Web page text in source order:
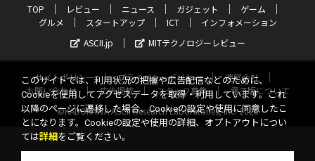
TOP レビュー ニュース ガジェット
ゲーム
グルメ
スタートアップ ICT
インフォメーション
ASCII.jp
MITテクノロジーレビュー
サイトポリシー プライバシーポリシー
運営会社
お問い合わせ
広告掲載 スタッフ募集
電子版について
©KADOKAWA ASCII Research Laboratories, Inc. 2026
このサイトでは、利用状況の把握や広告配信などのために、
Cookieを使用してアクセスデータを取得・利用しています。これ
以降のページに遷移した場合、Cookieの設定や使用に同意したこ
とになります。Cookieの設定や使用の詳細、オプトアウトについ
ては詳細 をご覧ください。